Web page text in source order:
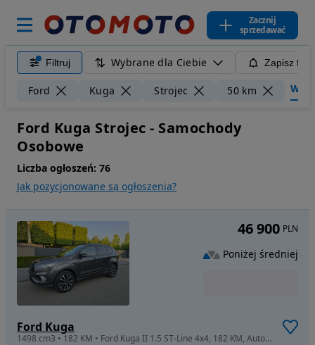
Zacznij
sprzedawać
Filtruj Wybrane dla Ciebie Zapisz
Ford Kuga Strojec 50 km
Ford Kuga Strojec - Samochody
Osobowe
Liczba ogłoszeń: 76
Jak pozycjonowane są ogłoszenia?
Ford Kuga
1498 cm3 • 182 KM • Ford Kuga II 1.5 ST-Line 4x4, 182 KM, Automat 6F35 nie PowerShift, Hak
46 900 PLN
Poniżej średniej